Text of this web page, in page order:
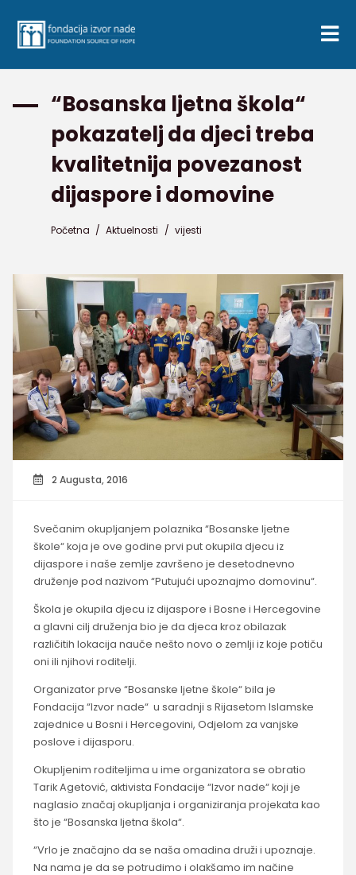
“Bosanska ljetna škola“
pokazatelj da djeci treba
kvalitetnija povezanost
dijaspore i domovine
Početna / Aktuelnosti / vijesti
2 Augusta, 2016
Svečanim okupljanjem polaznika “Bosanske ljetne
škole“ koja je ove godine prvi put okupila djecu iz
dijaspore i naše zemlje završeno je desetodnevno
druženje pod nazivom “Putujući upoznajmo domovinu“.
Škola je okupila djecu iz dijaspore i Bosne i Hercegovine
a glavni cilj druženja bio je da djeca kroz obilazak
različitih lokacija nauče nešto novo o zemlji iz koje potiču
oni ili njihovi roditelji.
Organizator prve “Bosanske ljetne škole“ bila je
Fondacija “Izvor nade“ u saradnji s Rijasetom Islamske
zajednice u Bosni i Hercegovini, Odjelom za vanjske
poslove i dijasporu.
Okupljenim roditeljima u ime organizatora se obratio
Tarik Agetović, aktivista Fondacije “Izvor nade“ koji je
naglasio značaj okupljanja i organiziranja projekata kao
što je “Bosanska ljetna škola“.
“Vrlo je značajno da se naša omadina druži i upoznaje.
Na nama je da se potrudimo i olakšamo im načine